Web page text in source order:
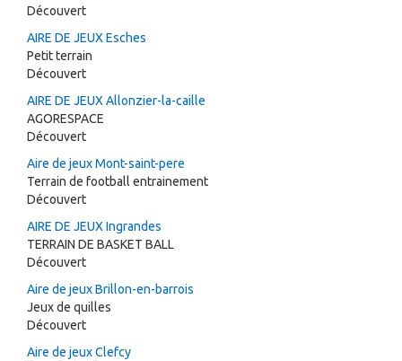
Découvert
AIRE DE JEUX Esches
Petit terrain
Découvert
AIRE DE JEUX Allonzier-la-caille
AGORESPACE
Découvert
Aire de jeux Mont-saint-pere
Terrain de football entrainement
Découvert
AIRE DE JEUX Ingrandes
TERRAIN DE BASKET BALL
Découvert
Aire de jeux Brillon-en-barrois
Jeux de quilles
Découvert
Aire de jeux Clefcy